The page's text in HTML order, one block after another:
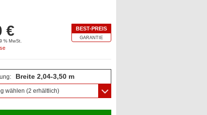
BEST-PREIS
GARANTIE
€
% MwSt.
Breite 2,04-3,50 m
wählen (2 erhältlich)